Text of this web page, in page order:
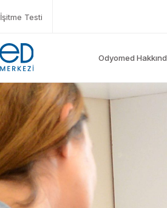
İşitme Testi
Odyomed